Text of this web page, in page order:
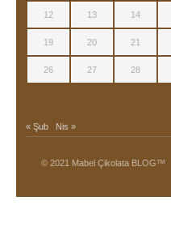
12 13 14
19 20 21
26 27 28
« Şub Nis »
© 2021 Mabel Çikolata BLOG™